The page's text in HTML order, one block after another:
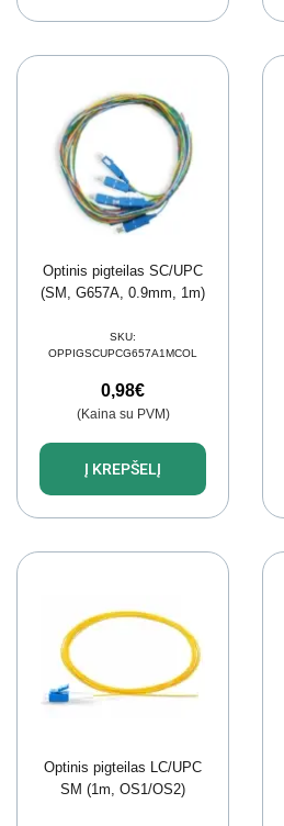
Optinis pigteilas SC/UPC
(SM, G657A, 0.9mm, 1m)
SKU:
OPPIGSCUPCG657A1MCOL
0,98€
(Kaina su PVM)
Į KREPŠELĮ
Optinis pigteilas LC/UPC
SM (1m, OS1/OS2)